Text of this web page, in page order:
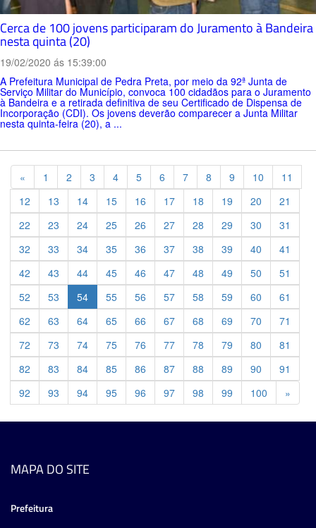
Cerca de 100 jovens participaram do Juramento à Bandeira
nesta quinta (20)
19/02/2020 ás 15:39:00
A Prefeitura Municipal de Pedra Preta, por meio da 92ª Junta de
Serviço Militar do Município, convoca 100 cidadãos para o Juramento
à Bandeira e a retirada definitiva de seu Certificado de Dispensa de
Incorporação (CDI). Os jovens deverão comparecer a Junta Militar
nesta quinta-feira (20), a ...
« Previous
1 2 3 4 5 6 7 8 9 10
11
12
13 14 15 16 17 18 19 20
21
22
23 24 25 26 27 28 29 30
31
32
33 34 35 36 37 38 39 40
41
42
43 44 45 46 47 48 49 50
51
52
53 54 55 56 57 58 59 60
61
62
63 64 65 66 67 68 69 70
71
72
73 74 75 76 77 78 79 80
81
82
83 84 85 86 87 88 89 90
91
92
93 94 95 96 97 98 99 100 »
MAPA DO SITE
Prefeitura